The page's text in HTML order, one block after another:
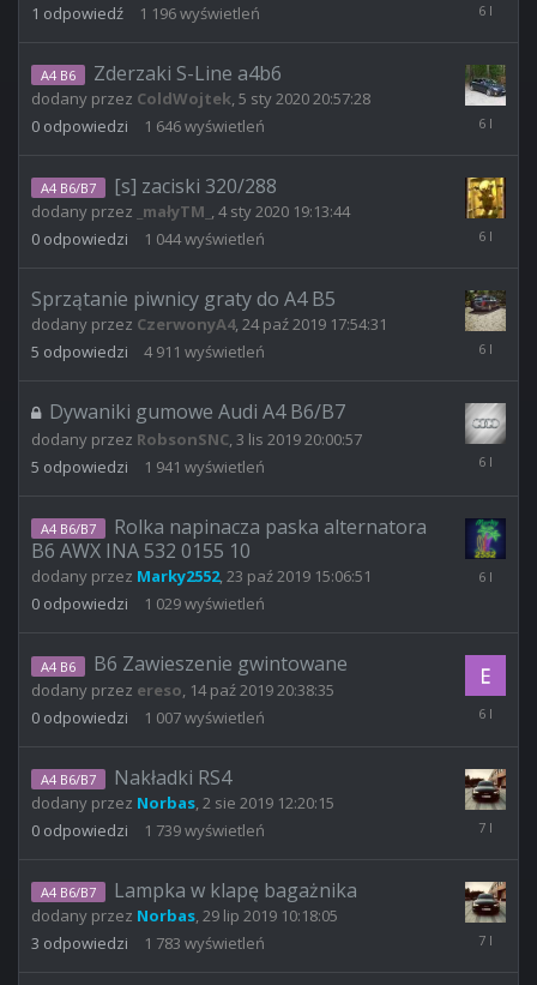
1 odpowiedź 1 196wyświetleń
15:43:26
A4 B6 Zderzaki S-Line a4b6
dodany przez ColdWojtek,5 sty 2020 20:57:28
0 odpowiedzi 1 646wyświetleń
20:57:28
A4 B6/B7 [s] zaciski 320/288
dodany przez _małyTM_ ,4 sty 2020 19:13:44
0 odpowiedzi 1 044wyświetleń
19:13:44
Sprzątanie piwnicy graty do A4 B5
dodany przez CzerwonyA4,24 paź 2019 17:54:31
5 odpowiedzi 4 911 wyświetleń
18:47:29
Dywaniki gumowe Audi A4 B6/B7
dodany przez RobsonSNC,3 lis 2019 20:00:57
5 odpowiedzi 1 941 wyświetleń
22
15:33:15
A4 B6/B7
Rolka napinacza paska alternatora
B6 AWX INA 532 0155 10
dodany przez Marky2552,23 paź 2019 15:06:51
0 odpowiedzi 1 029wyświetleń
23
A4 B6 B6 Zawieszenie gwintowane
dodany przez ereso, 14 paź 2019 20:38:35
0 odpowiedzi 1 007wyświetleń
14
20:38:35
A4 B6/B7 Nakładki RS4
dodany przez Norbas,2 sie 2019 12:20:15
0 odpowiedzi 1 739wyświetleń
12:20:15
A4 B6/B7 Lampka w klapę bagażnika
dodany przez Norbas,29 lip 2019 10:18:05
3 odpowiedzi 1 783 wyświetleń